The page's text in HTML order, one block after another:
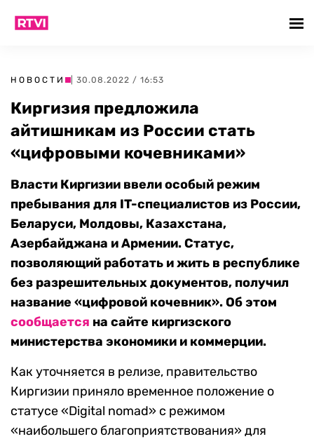
НОВОСТИ | 30.08.2022 / 16:53
Киргизия предложила
айтишникам из России стать
«цифровыми кочевниками»
Власти Киргизии ввели особый режим
пребывания для IT-специалистов из России,
Беларуси, Молдовы, Казахстана,
Азербайджана и Армении. Статус,
позволяющий работать и жить в республике
без разрешительных документов, получил
название «цифровой кочевник». Об этом
сообщается на сайте киргизского
министерства экономики и коммерции.
Как уточняется в релизе, правительство
Киргизии приняло временное положение о
статусе «Digital nomad» с режимом
«наибольшего благоприятствования» для